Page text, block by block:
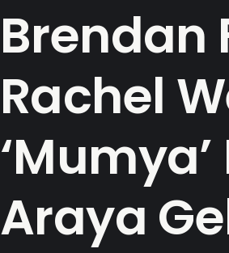
Brendan
Rachel
Araya